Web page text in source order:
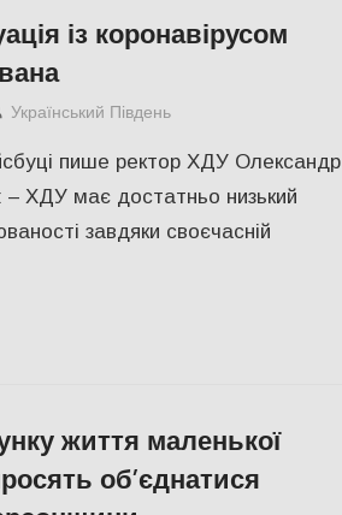
із коронавірусом
Український Південь
пише ректор ХДУ Олександр
– ХДУ має достатньо низький
завдяки своєчасній
життя маленької
об’єднатися